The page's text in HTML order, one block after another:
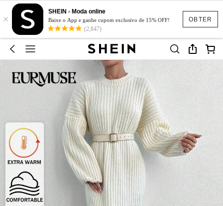
OBTER
×
SHEIN - Moda online
Baixe o App e ganhe cupom exclusivo de 15% OFF!
(2,847)